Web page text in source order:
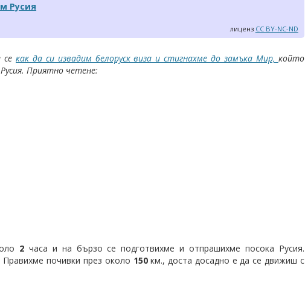
Русия
лиценз CC BY-NC-ND
секак да си извадим белоруск виза и стигнахме до замъка Мир, който
Приятно четене:
2часа и на бързо се подготвихме и отпрашихме посока Русия.
почивки през около 150км., доста досадно е да се движиш с